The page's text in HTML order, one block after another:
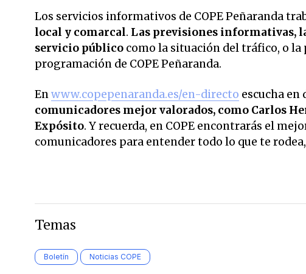
Los servicios informativos de COPE Peñaranda
local y comarcal. Las previsiones informativas,
servicio público como la situación del tráfico, o
programación de COPE Peñaranda.
Enwww.copepenaranda.es/en-directo escucha en
comunicadores mejor valorados, como Carlos
Expósito. Y recuerda, en COPE encontrarás el
comunicadores para entender todo lo que te
Temas
Boletín Noticias COPE